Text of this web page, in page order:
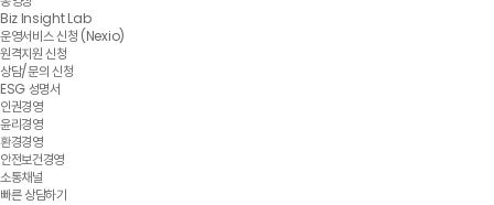
Biz Insight Lab
운영서비스 신청 (Nexio)
원격지원 신청
상담/문의 신청
ESG 성명서
인권경영
윤리경영
환경경영
안전보건경영
소통채널
빠른 상담하기